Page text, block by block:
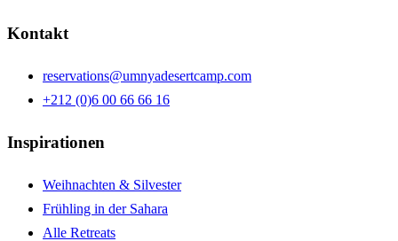
Kontakt
reservations@umnyadesertcamp.com
+212 (0)6 00 66 66 16
Inspirationen
Weihnachten & Silvester
Frühling in der Sahara
Alle Retreats